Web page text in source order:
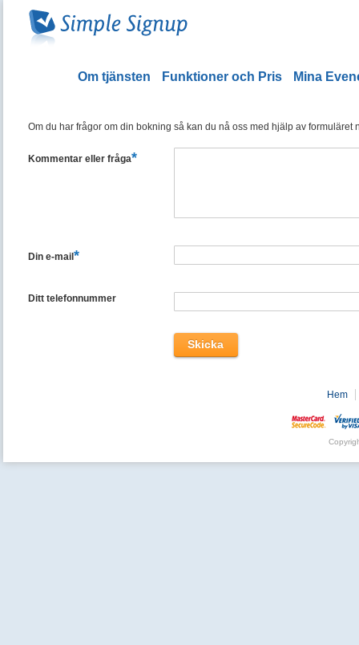
Om tjänsten Funktioner och Pris Mina
Om du har frågor om din bokning så kan du nå oss med hjälp av formuläret
Kommentar eller fråga*
Din e-mail*
Ditt telefonnummer
Hem